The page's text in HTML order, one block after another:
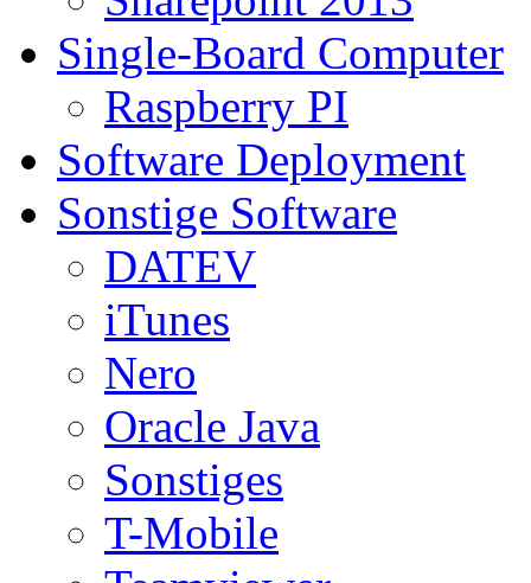
Single-Board Computer
Raspberry PI
Software Deployment
Sonstige Software
DATEV
iTunes
Nero
Oracle Java
Sonstiges
T-Mobile